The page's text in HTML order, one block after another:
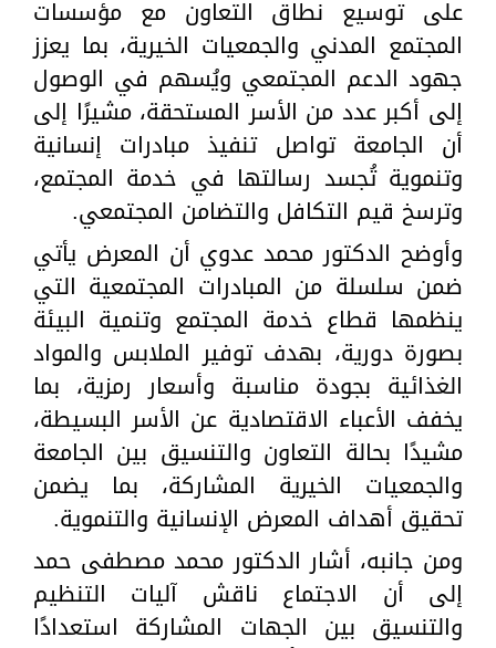
على توسيع نطاق التعاون مع مؤسسات
المجتمع المدني والجمعيات الخيرية، بما يعزز
جهود الدعم المجتمعي ويُسهم في الوصول
إلى أكبر عدد من الأسر المستحقة، مشيرًا إلى
أن الجامعة تواصل تنفيذ مبادرات إنسانية
وتنموية تُجسد رسالتها في خدمة المجتمع،
وترسخ قيم التكافل والتضامن المجتمعي.
وأوضح الدكتور محمد عدوي أن المعرض يأتي
ضمن سلسلة من المبادرات المجتمعية التي
ينظمها قطاع خدمة المجتمع وتنمية البيئة
بصورة دورية، بهدف توفير الملابس والمواد
الغذائية بجودة مناسبة وأسعار رمزية، بما
يخفف الأعباء الاقتصادية عن الأسر البسيطة،
مشيدًا بحالة التعاون والتنسيق بين الجامعة
والجمعيات الخيرية المشاركة، بما يضمن
تحقيق أهداف المعرض الإنسانية والتنموية.
ومن جانبه، أشار الدكتور محمد مصطفى حمد
إلى أن الاجتماع ناقش آليات التنظيم
والتنسيق بين الجهات المشاركة استعدادًا